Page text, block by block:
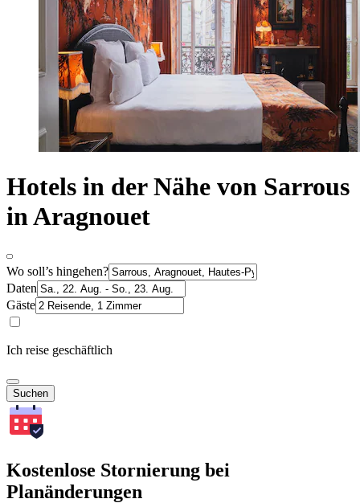
Hotels in der Nähe von Sarrous
in Aragnouet
Wo soll’s hingehen?
Daten
Gäste
Ich reise geschäftlich
Suchen
Kostenlose Stornierung bei
Planänderungen